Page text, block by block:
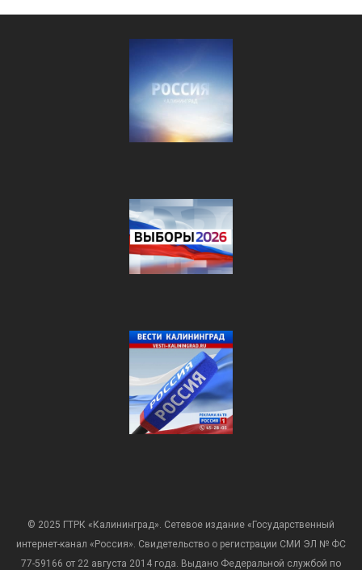
© 2025 ГТРК «Калининград». Сетевое издание «Государственный
интернет-канал «Россия». Свидетельство о регистрации СМИ ЭЛ № ФС
77-59166 от 22 августа 2014 года. Выдано Федеральной службой по